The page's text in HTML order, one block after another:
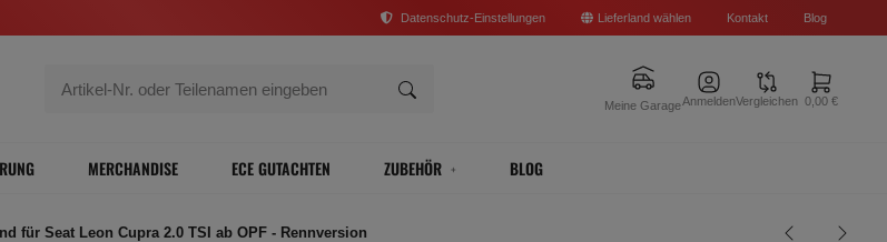
Datenschutz-Einstellungen Lieferland wählen Kontakt Blog
Meine GarageAnmeldenVergleichen 0,00 €
MERCHANDISE ECE GUTACHTEN ZUBEHÖR BLOG
für Seat Leon Cupra 2.0 TSI ab OPF - Rennversion